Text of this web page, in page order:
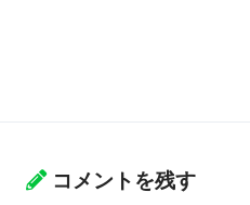
コメントを残す